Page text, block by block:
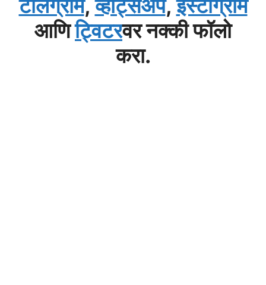
टेलिग्राम,व्हाट्सअप,इंस्टाग्राम
आणिट्विटरवर नक्की फॉलो
करा.